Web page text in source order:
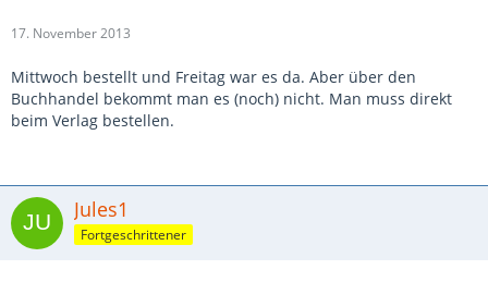
17. November 2013
Mittwoch bestellt und Freitag war es da. Aber über den
Buchhandel bekommt man es (noch) nicht. Man muss direkt
beim Verlag bestellen.
Jules1
Fortgeschrittener